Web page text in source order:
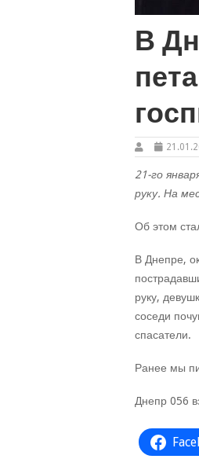
В
21-го
руку. На
Об этом
В Днепре,
руку,
соседи
спасатели.
Ранее мы
Днепр 056